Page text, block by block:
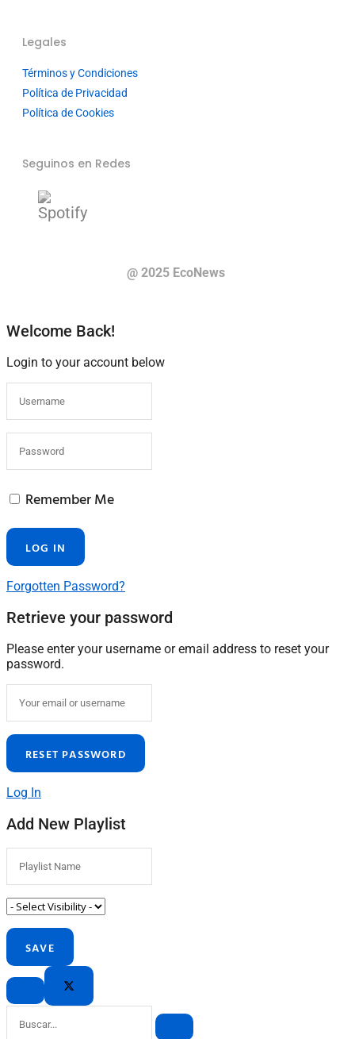
Legales
Términos y Condiciones
Política de Privacidad
Política de Cookies
Seguinos en Redes
@ 2025 EcoNews
Welcome Back!
Login to your account below
Remember Me
Forgotten Password?
Retrieve your password
Please enter your username or email address to reset your
password.
Log In
Add New Playlist